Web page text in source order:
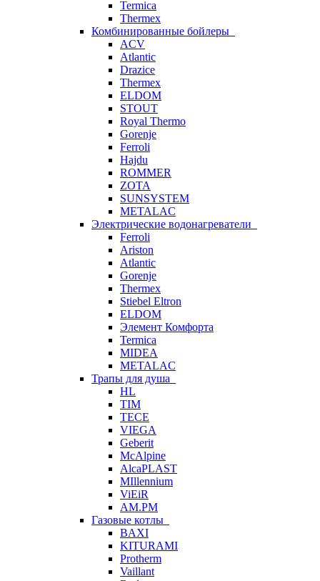
Termica
Thermex
Комбинированные бойлеры
ACV
Atlantic
Drazice
Thermex
ELDOM
STOUT
Royal Thermo
Gorenje
Ferroli
Hajdu
ROMMER
ZOTA
SUNSYSTEM
METALAC
Электрические водонагреватели
Ferroli
Ariston
Atlantic
Gorenje
Thermex
Stiebel Eltron
ELDOM
Элемент Комфорта
Termica
MIDEA
METALAC
Трапы для душа
HL
TIM
TECE
VIEGA
Geberit
McAlpine
AlcaPLAST
MIllennium
ViEiR
AM.PM
Газовые котлы
BAXI
KITURAMI
Protherm
Vaillant